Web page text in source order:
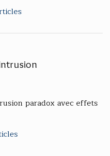
paradox avec effets